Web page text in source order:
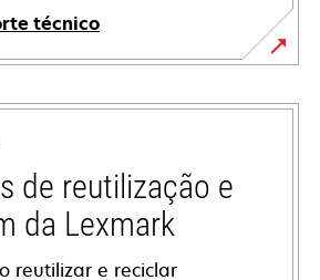
técnico
de reutilização e
da Lexmark
reutilizar e reciclar